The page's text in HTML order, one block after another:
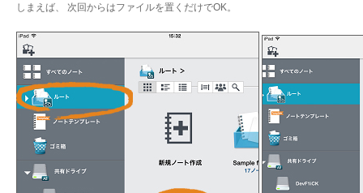
しまえば、 次回からはファイルを置くだけでOK。